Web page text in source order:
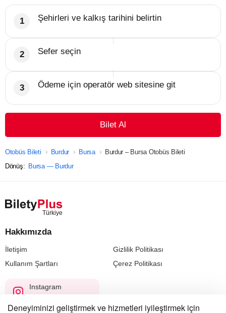
Şehirleri ve kalkış tarihini belirtin
Sefer seçin
Ödeme için operatör web sitesine git
Bilet Al
Otobüs Bileti Burdur Bursa
Burdur – Bursa Otobüs Bileti
Dönüş: Bursa — Burdur
Hakkımızda
İletişim
Gizlilik Politikası
Kullanım Şartları
Çerez Politikası
Instagram
@biletyplus_turkiye
Deneyiminizi geliştirmek ve hizmetleri iyileştirmek için